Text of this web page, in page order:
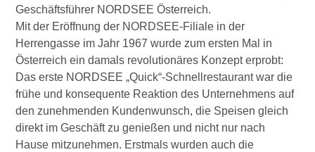
Geschäftsführer NORDSEE Österreich.
Mit der Eröffnung der NORDSEE-Filiale in der
Herrengasse im Jahr 1967 wurde zum ersten Mal in
Österreich ein damals revolutionäres Konzept erprobt:
Das erste NORDSEE „Quick“-Schnellrestaurant war die
frühe und konsequente Reaktion des Unternehmens auf
den zunehmenden Kundenwunsch, die Speisen gleich
direkt im Geschäft zu genießen und nicht nur nach
Hause mitzunehmen. Erstmals wurden auch die